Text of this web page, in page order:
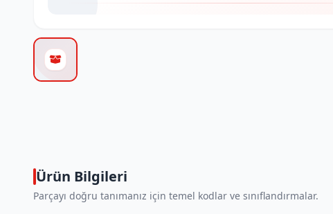
Ürün Bilgileri
Parçayı doğru tanımanız için temel kodlar ve sınıflandırmalar.